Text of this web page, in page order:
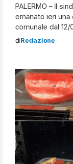
PALERMO – Il
emanato ieri una
comunale dal 12/
nei giorni e negli
diRedazione